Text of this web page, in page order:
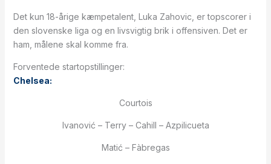
Det kun 18-årige kæmpetalent, Luka Zahovic, er topscorer i
den slovenske liga og en livsvigtig brik i offensiven. Det er
ham, målene skal komme fra.
Forventede startopstillinger:
Chelsea:
Courtois
Ivanović – Terry – Cahill – Azpilicueta
Matić – Fàbregas